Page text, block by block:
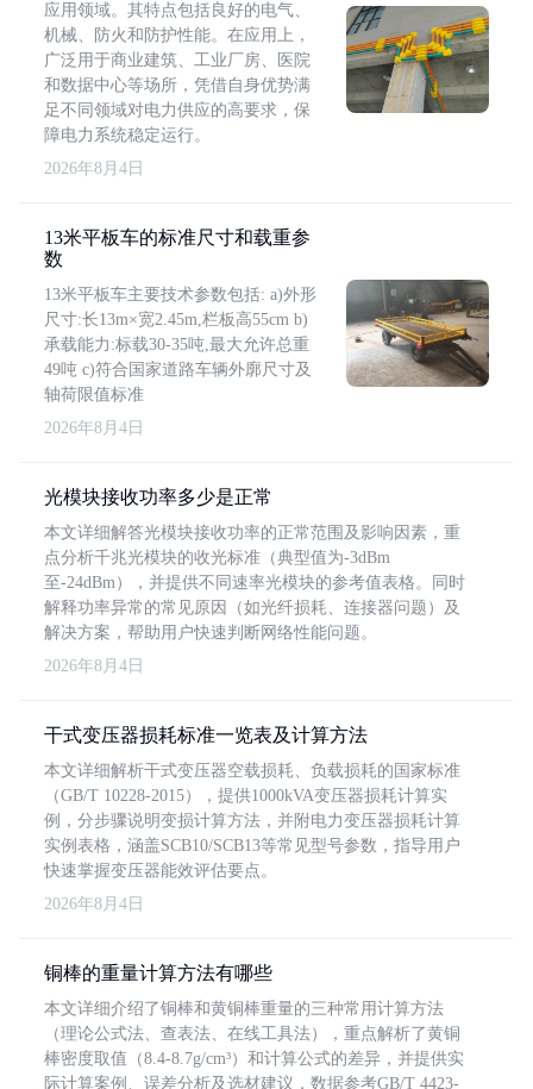
应用领域。其特点包括良好的电气、
机械、防火和防护性能。在应用上，
广泛用于商业建筑、工业厂房、医院
和数据中心等场所，凭借自身优势满
足不同领域对电力供应的高要求，保
障电力系统稳定运行。
2026年8月4日
13米平板车的标准尺寸和载重参
数
13米平板车主要技术参数包括: a)外形
尺寸:长13m×宽2.45m,栏板高55cm b)
承载能力:标载30-35吨,最大允许总重
49吨 c)符合国家道路车辆外廓尺寸及
轴荷限值标准
2026年8月4日
光模块接收功率多少是正常
本文详细解答光模块接收功率的正常范围及影响因素，重
点分析千兆光模块的收光标准（典型值为-3dBm
至-24dBm），并提供不同速率光模块的参考值表格。同时
解释功率异常的常见原因（如光纤损耗、连接器问题）及
解决方案，帮助用户快速判断网络性能问题。
2026年8月4日
干式变压器损耗标准一览表及计算方法
本文详细解析干式变压器空载损耗、负载损耗的国家标准
（GB/T 10228-2015），提供1000kVA变压器损耗计算实
例，分步骤说明变损计算方法，并附电力变压器损耗计算
实例表格，涵盖SCB10/SCB13等常见型号参数，指导用户
快速掌握变压器能效评估要点。
2026年8月4日
铜棒的重量计算方法有哪些
本文详细介绍了铜棒和黄铜棒重量的三种常用计算方法
（理论公式法、查表法、在线工具法），重点解析了黄铜
棒密度取值（8.4-8.7g/cm³）和计算公式的差异，并提供实
际计算案例、误差分析及选材建议，数据参考GB/T 4423-